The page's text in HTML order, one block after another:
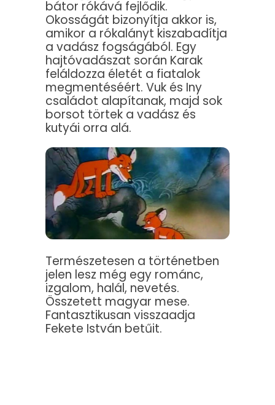
bátor rókává fejlődik.
Okosságát bizonyítja akkor is,
amikor a rókalányt kiszabadítja
a vadász fogságából. Egy
hajtóvadászat során Karak
feláldozza életét a fiatalok
megmentéséért. Vuk és Iny
családot alapítanak, majd sok
borsot törtek a vadász és
kutyái orra alá.
Természetesen a történetben
jelen lesz még egy románc,
izgalom, halál, nevetés.
Összetett magyar mese.
Fantasztikusan visszaadja
Fekete István betűit.